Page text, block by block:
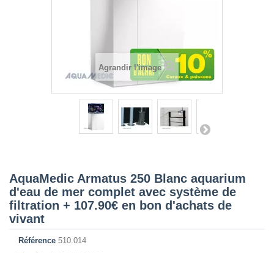
Agrandir l'image
AquaMedic Armatus 250 Blanc aquarium
d'eau de mer complet avec système de
filtration + 107.90€ en bon d'achats de
vivant
Référence 510.014